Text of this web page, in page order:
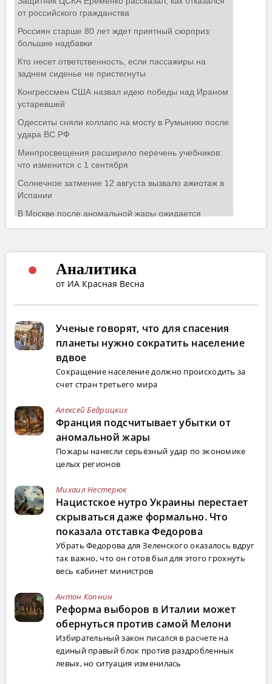
Аналитика
от ИА Красная Весна
Ученые говорят, что для спасения
планеты нужно сократить население
вдвое
Сокращение население должно происходить за
счет стран третьего мира
Алексей Бедрицких
Франция подсчитывает убытки от
аномальной жары
Пожары нанесли серьёзный удар по экономике
целых регионов
Михаил Нестерюк
Нацистское нутро Украины перестает
скрываться даже формально. Что
показала отставка Федорова
Убрать Федорова для Зеленского оказалось вдруг
так важно, что он готов был для этого грохнуть
весь кабинет министров
Антон Копнин
Реформа выборов в Италии может
обернуться против самой Мелони
Избирательный закон писался в расчете на
единый правый блок против раздробленных
левых, но ситуация изменилась